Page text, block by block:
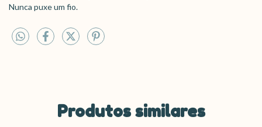
Nunca puxe um fio.
Produtos similares